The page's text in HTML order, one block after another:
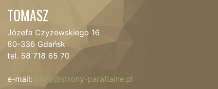
TOMASZ
Józefa Czyżewskiego 16
80-336 Gdańsk
tel. 58 718 65 70
e-mail: biuro@strony-parafialne.pl